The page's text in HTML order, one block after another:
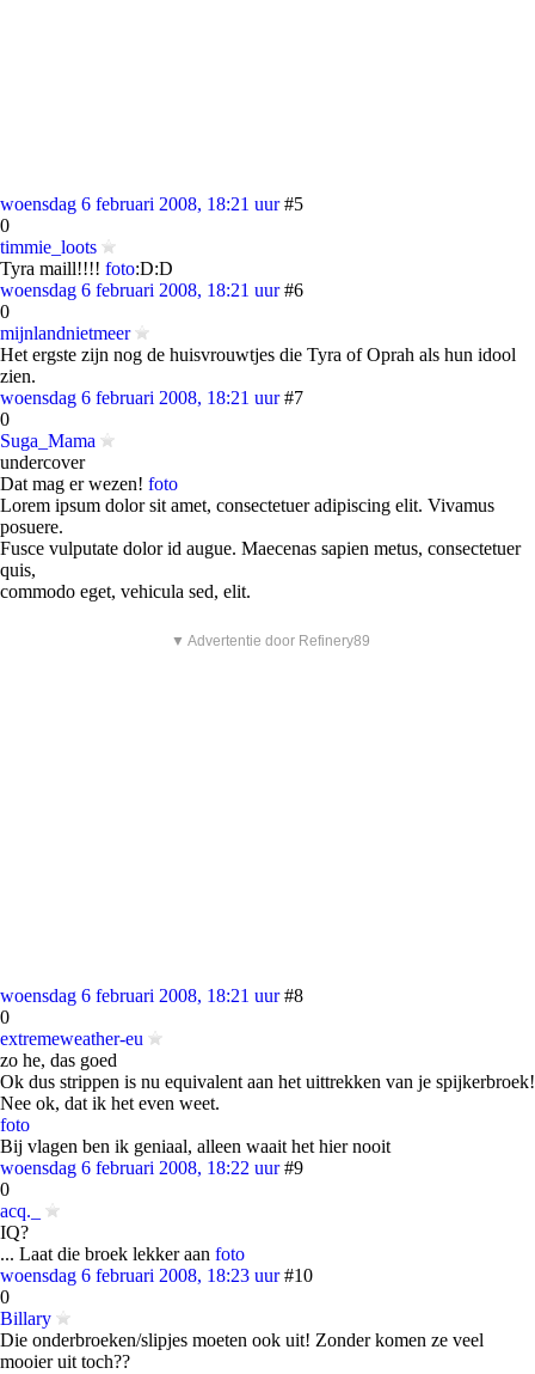
woensdag 6 februari 2008, 18:21 uur #5
0
timmie_loots
Tyra maill!!!! foto:D:D
woensdag 6 februari 2008, 18:21 uur #6
0
mijnlandnietmeer
Het ergste zijn nog de huisvrouwtjes die Tyra of Oprah als hun idool
zien.
woensdag 6 februari 2008, 18:21 uur #7
0
Suga_Mama
undercover
Dat mag er wezen! foto
Lorem ipsum dolor sit amet, consectetuer adipiscing elit. Vivamus
posuere.
Fusce vulputate dolor id augue. Maecenas sapien metus, consectetuer
quis,
commodo eget, vehicula sed, elit.
▼ Advertentie door Refinery89
woensdag 6 februari 2008, 18:21 uur #8
0
extremeweather-eu
zo he, das goed
Ok dus strippen is nu equivalent aan het uittrekken van je spijkerbroek!
Nee ok, dat ik het even weet.
foto
Bij vlagen ben ik geniaal, alleen waait het hier nooit
woensdag 6 februari 2008, 18:22 uur #9
0
acq._
IQ?
... Laat die broek lekker aan foto
woensdag 6 februari 2008, 18:23 uur #10
0
Billary
Die onderbroeken/slipjes moeten ook uit! Zonder komen ze veel
mooier uit toch??